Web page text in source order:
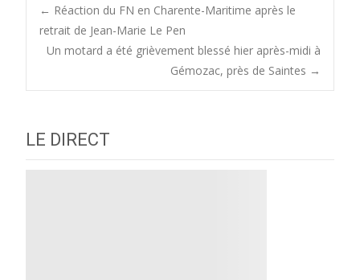
Post
navigation
← Réaction du FN en Charente-Maritime après le
retrait de Jean-Marie Le Pen
Un motard a été grièvement blessé hier après-midi à
Gémozac, près de Saintes →
LE DIRECT